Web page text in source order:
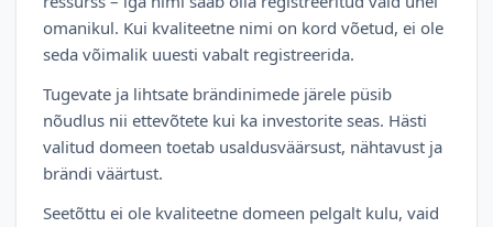
omanikul. Kui kvaliteetne nimi on kord võetud, ei ole
seda võimalik uuesti vabalt registreerida.
Tugevate ja lihtsate brändinimede järele püsib
nõudlus nii ettevõtete kui ka investorite seas. Hästi
valitud domeen toetab usaldusväärsust, nähtavust ja
brändi väärtust.
Seetõttu ei ole kvaliteetne domeen pelgalt kulu, vaid